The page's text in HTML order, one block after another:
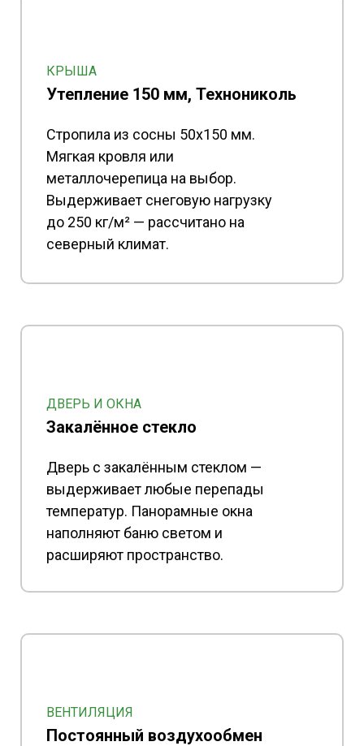
Стропила из сосны 50x150 мм.
Мягкая кровля или
металлочерепица на выбор.
Выдерживает снеговую нагрузку
до 250 кг/м² — рассчитано на
северный климат.
Утепление 150 мм, Технониколь
КРЫША
Дверь с закалённым стеклом —
выдерживает любые перепады
температур. Панорамные окна
наполняют баню светом и
расширяют пространство.
Закалённое стекло
ДВЕРЬ И ОКНА
Постоянный воздухообмен
ВЕНТИЛЯЦИЯ